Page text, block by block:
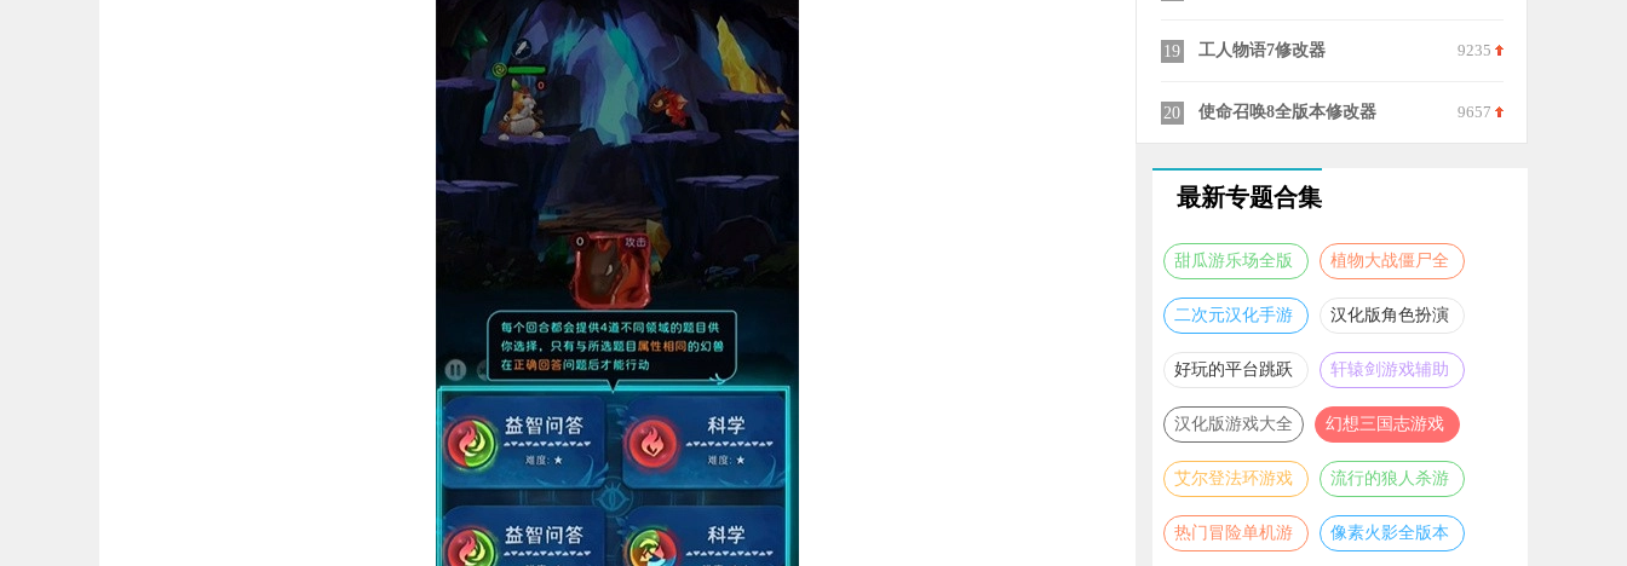
19 工人物语7修改器 9235
20 使命召唤8全版本修改器 9657
最新专题合集
甜瓜游乐场全版
本合集
植物大战僵尸全
版本合集
二次元汉化手游
推荐
汉化版角色扮演
游戏大全
好玩的平台跳跃
游戏合集
轩辕剑游戏辅助
合集
汉化版游戏大全
幻想三国志游戏
辅助合集
艾尔登法环游戏
辅助合集
流行的狼人杀游
戏合集
热门冒险单机游
像素火影全版本